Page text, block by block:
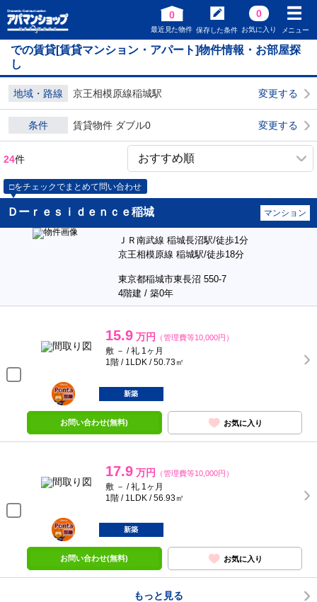
0
最近見た物件 保存した条件
0
お気に入り メニュー
での賃貸[賃貸マンション・アパート]物件情報・お部屋探
し
地域・路線 京王相模原線稲城駅 変更する
条件 賃貸物件 ダブル0 変更する
24件
□をチェックでまとめて問い合わせ
Ｄーｒｅｓｉｄｅｎｃｅ稲城 マンション
ＪＲ南武線 稲城長沼駅/徒歩1分
京王相模原線 稲城駅/徒歩18分
東京都稲城市東長沼 550-7
4階建 / 築0年
15.9 万円 （管理費等10,000円）
敷 － / 礼 1ヶ月
1階 / 1LDK / 50.73㎡
ポンタ
部屋
新築
お問い合わせ(無料) お気に入り
17.9 万円 （管理費等10,000円）
敷 － / 礼 1ヶ月
1階 / 1LDK / 56.93㎡
ポンタ
部屋
新築
お問い合わせ(無料) お気に入り
もっと見る